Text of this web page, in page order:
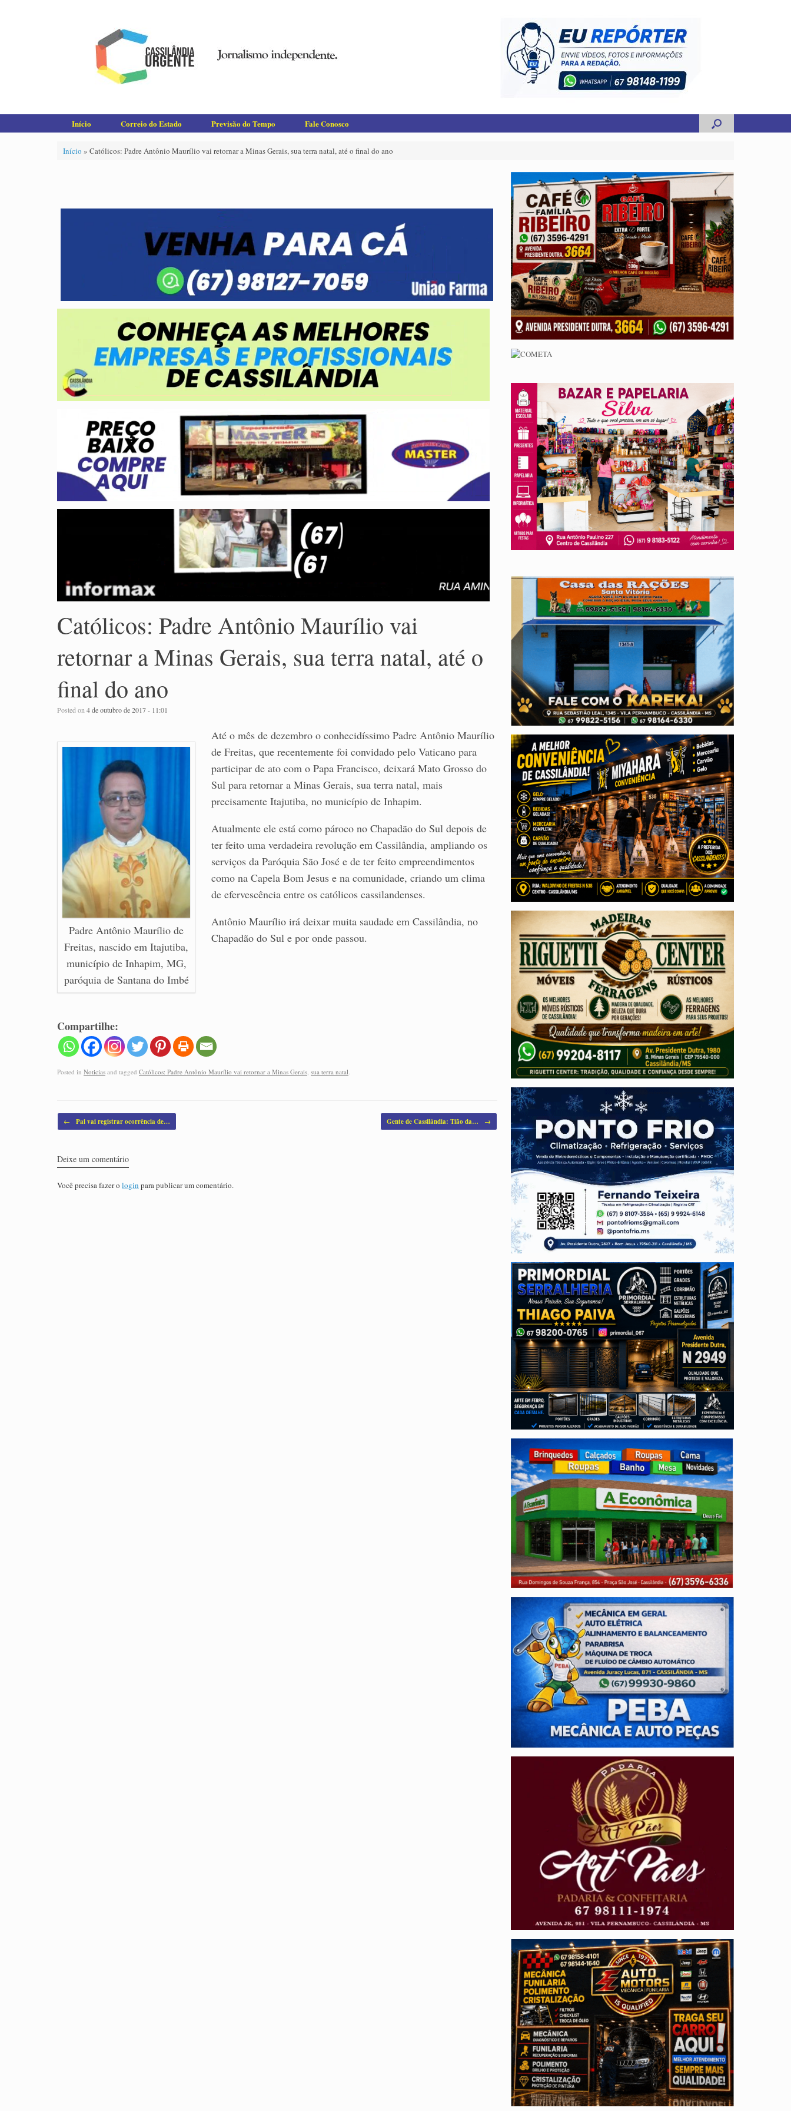
Início Correio do Estado Previsão do Tempo Fale Conosco
Início » Católicos: Padre Antônio Maurílio vai retornar a Minas Gerais, sua terra natal, até o final do ano
Católicos: Padre Antônio Maurílio vai
retornar a Minas Gerais, sua terra natal, até o
final do ano
Posted on4 de outubro de 2017 - 11:01
Padre Antônio Maurílio de
Freitas, nascido em Itajutiba,
município de Inhapim, MG,
paróquia de Santana do Imbé
Até o mês de dezembro o conhecidíssimo Padre Antônio Maurílio
de Freitas, que recentemente foi convidado pelo Vaticano para
participar de ato com o Papa Francisco, deixará Mato Grosso do
Sul para retornar a Minas Gerais, sua terra natal, mais
precisamente Itajutiba, no município de Inhapim.
Atualmente ele está como pároco no Chapadão do Sul depois de
ter feito uma verdadeira revolução em Cassilândia, ampliando os
serviços da Paróquia São José e de ter feito empreendimentos
como na Capela Bom Jesus e na comunidade, criando um clima
de efervescência entre os católicos cassilandenses.
Antônio Maurílio irá deixar muita saudade em Cassilândia, no
Chapadão do Sul e por onde passou.
Compartilhe:
Posted in Noticias and tagged Católicos: Padre Antônio Maurílio vai retornar a Minas Gerais, sua terra natal.
Post navigation
← Pai vai registrar ocorrência de… Gente de Cassilândia: Tião da… →
Deixe um comentário
Você precisa fazer o login para publicar um comentário.